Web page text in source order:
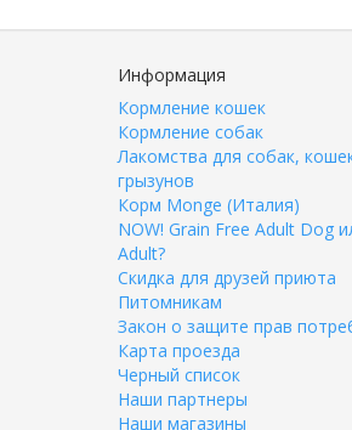
Информация
Кормление кошек
Кормление собак
Лакомства для собак,
грызунов
Корм Monge (Италия)
NOW! Grain Free Adult Dog
Adult?
Скидка для друзей приюта
Питомникам
Закон о защите прав
Карта проезда
Черный список
Наши партнеры
Наши магазины